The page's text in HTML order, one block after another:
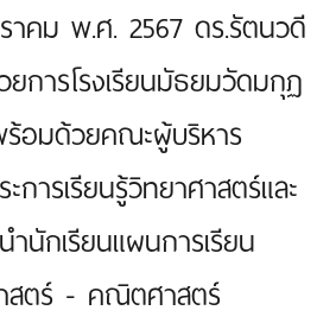
คม พ.ศ. 2567 ดร.รัตนวดี
การโรงเรียนมัธยมวัดมกุฏ
อมด้วยคณะผู้บริหาร
การเรียนรู้วิทยาศาสตร์และ
ำนักเรียนแผนการเรียน
สตร์ - คณิตศาสตร์